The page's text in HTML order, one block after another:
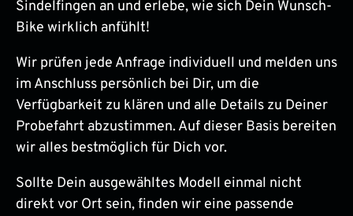
Sindelfingen an und erlebe, wie sich Dein Wunsch-
Bike wirklich anfühlt!
Wir prüfen jede Anfrage individuell und melden uns
im Anschluss persönlich bei Dir, um die
Verfügbarkeit zu klären und alle Details zu Deiner
Probefahrt abzustimmen. Auf dieser Basis bereiten
wir alles bestmöglich für Dich vor.
Sollte Dein ausgewähltes Modell einmal nicht
direkt vor Ort sein, finden wir eine passende